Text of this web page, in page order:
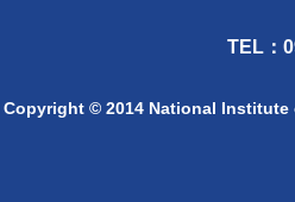
TEL：
Copyright © 2014 National